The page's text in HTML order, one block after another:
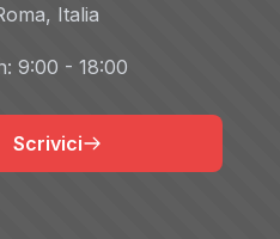
Italia
9:00 - 18:00
Scrivici